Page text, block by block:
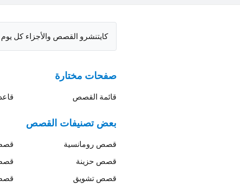
كايتنشرو القصص والأجزاء كل
صفحات مختارة
قائمة القصص
بعض تصنيفات القصص
قصص رومانسية
قصص حزينة
قصص تشويق